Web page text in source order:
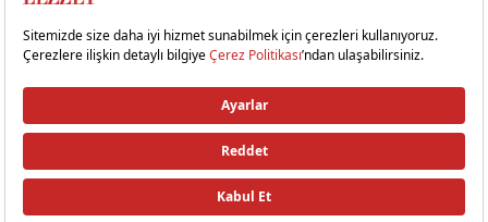
© 2026 Lezzet Online. Tüm hakları saklıdır.